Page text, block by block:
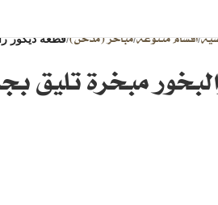
/اقسام متنوعة/مباخر (مدخن)/قطعة ديكور
مبخرة تليق